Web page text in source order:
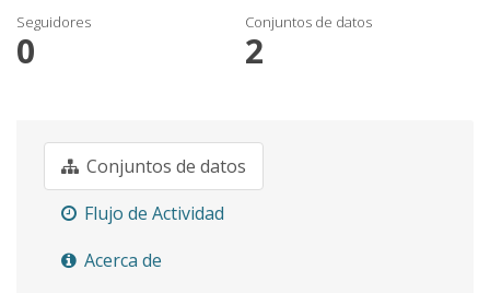
Seguidores
0
Conjuntos de datos
2
Conjuntos de datos
Flujo de Actividad
Acerca de